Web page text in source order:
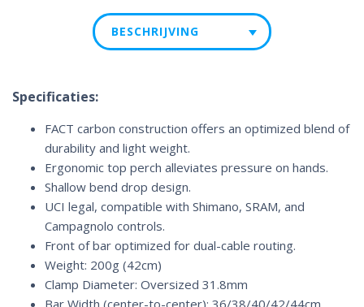
BESCHRIJVING
Specificaties:
FACT carbon construction offers an optimized blend of
durability and light weight.
Ergonomic top perch alleviates pressure on hands.
Shallow bend drop design.
UCI legal, compatible with Shimano, SRAM, and
Campagnolo controls.
Front of bar optimized for dual-cable routing.
Weight: 200g (42cm)
Clamp Diameter: Oversized 31.8mm
Bar Width (center-to-center): 36/38/40/42/44cm